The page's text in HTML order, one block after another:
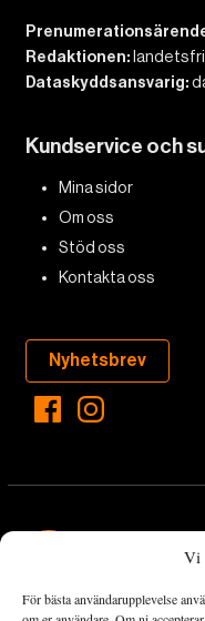
Vi
För bästa användarupplevelse
Redaktionen:
Dataskyddsansvarig:
Kundservice och
Mina sidor
Om oss
Stöd oss
Kontakta oss
Nyhetsbrev
Landets Fria Tidning är